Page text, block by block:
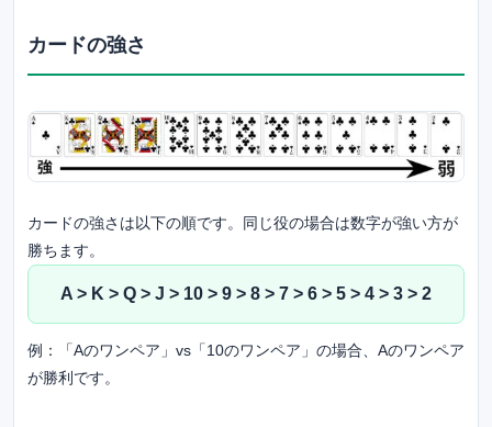
カードの強さ
カードの強さは以下の順です。同じ役の場合は数字が強い方が
勝ちます。
A > K > Q > J > 10 > 9 > 8 > 7 > 6 > 5 > 4 > 3 > 2
例：「Aのワンペア」vs「10のワンペア」の場合、Aのワンペア
が勝利です。